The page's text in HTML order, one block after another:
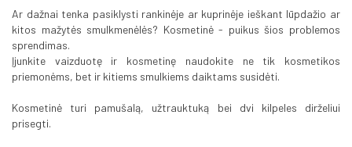
Ar dažnai tenka pasiklysti rankinėje ar kuprinėje ieškant lūpdažio ar
kitos mažytės smulkmenėlės? Kosmetinė - puikus šios problemos
sprendimas.
Įjunkite vaizduotę ir kosmetinę naudokite ne tik kosmetikos
priemonėms, bet ir kitiems smulkiems daiktams susidėti.
Kosmetinė turi pamušalą, užtrauktuką bei dvi kilpeles dirželiui
prisegti.